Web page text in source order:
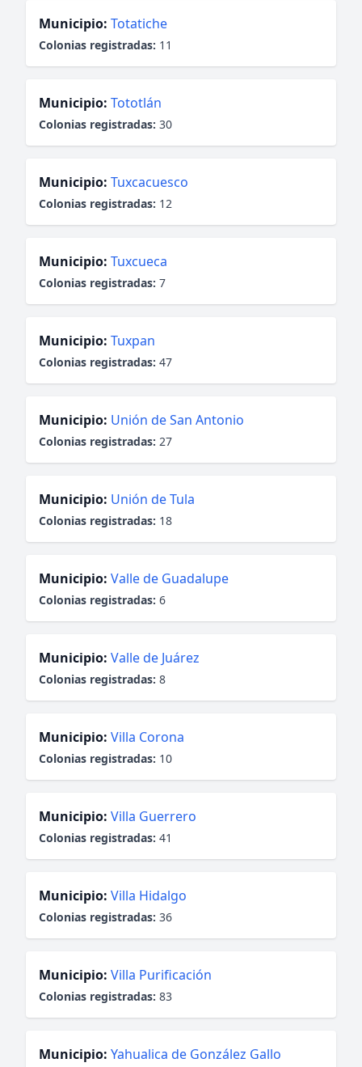
Municipio: Totatiche
Colonias registradas: 11
Municipio: Tototlán
Colonias registradas: 30
Municipio: Tuxcacuesco
Colonias registradas: 12
Municipio: Tuxcueca
Colonias registradas: 7
Municipio: Tuxpan
Colonias registradas: 47
Municipio: Unión de San Antonio
Colonias registradas: 27
Municipio: Unión de Tula
Colonias registradas: 18
Municipio: Valle de Guadalupe
Colonias registradas: 6
Municipio: Valle de Juárez
Colonias registradas: 8
Municipio: Villa Corona
Colonias registradas: 10
Municipio: Villa Guerrero
Colonias registradas: 41
Municipio: Villa Hidalgo
Colonias registradas: 36
Municipio: Villa Purificación
Colonias registradas: 83
Municipio: Yahualica de González Gallo